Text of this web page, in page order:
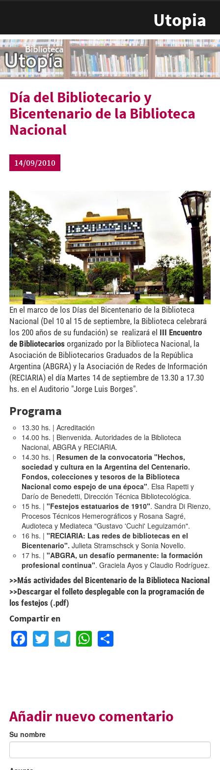
Utopia
Día del Bibliotecario y
Bicentenario de la Biblioteca
Nacional
14/09/2010
bibnal.jpg
En el marco de los Días del Bicentenario de la Biblioteca
Nacional (Del 10 al 15 de septiembre, la Biblioteca celebrará
los 200 años de su fundación) se realizará el III Encuentro
de Bibliotecarios organizado por la Biblioteca Nacional, la
Asociación de Bibliotecarios Graduados de la República
Argentina (ABGRA) y la Asociación de Redes de Información
(RECIARIA) el día Martes 14 de septiembre de 13.30 a 17.30
hs. en el Auditorio "Jorge Luis Borges".
Programa
13.30 hs. | Acreditación
14.00 hs. | Bienvenida. Autoridades de la Biblioteca
Nacional, ABGRA y RECIARIA.
14.30 hs. | Resumen de la convocatoria "Hechos,
sociedad y cultura en la Argentina del Centenario.
Fondos, colecciones y tesoros de la Biblioteca
Nacional como espejo de una época". Elsa Rapetti y
Darío de Benedetti, Dirección Técnica Bibliotecológica.
15 hs. | "Festejos estatuarios de 1910". Sandra Di Rienzo,
Procesos Técnicos Hemerográficos y Rosana Sagré,
Audioteca y Mediateca "Gustavo 'Cuchi' Leguizamón".
16 hs. | "RECIARIA: Las redes de bibliotecas en el
Bicentenario". Julieta Stramschsck y Sonia Novello.
17 hs. | "ABGRA, un desafío permanente: la formación
profesional continua". Graciela Ayos y Claudio Rodríguez.
>>Más actividades del Bicentenario de la Biblioteca Nacional
>>Descargar el folleto desplegable con la programación de
los festejos (.pdf)
Compartir en
Facebook
TwitterTelegram
WhatsApp
Share
Añadir nuevo comentario
Su nombre